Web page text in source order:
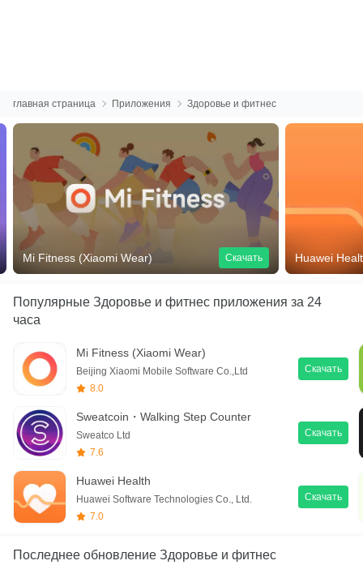
главная страница Приложения Здоровье и фитнес
Mi Fitness (Xiaomi Wear) Скачать Huawei
Популярные Здоровье и фитнес приложения за 24
часа
Mi Fitness (Xiaomi Wear)
Beijing Xiaomi Mobile Software Co.,Ltd
8.0
Скачать
Sweatcoin・Walking Step Counter
Sweatco Ltd
7.6
Скачать
Huawei Health
Huawei Software Technologies Co., Ltd.
7.0
Скачать
Последнее обновление Здоровье и фитнес